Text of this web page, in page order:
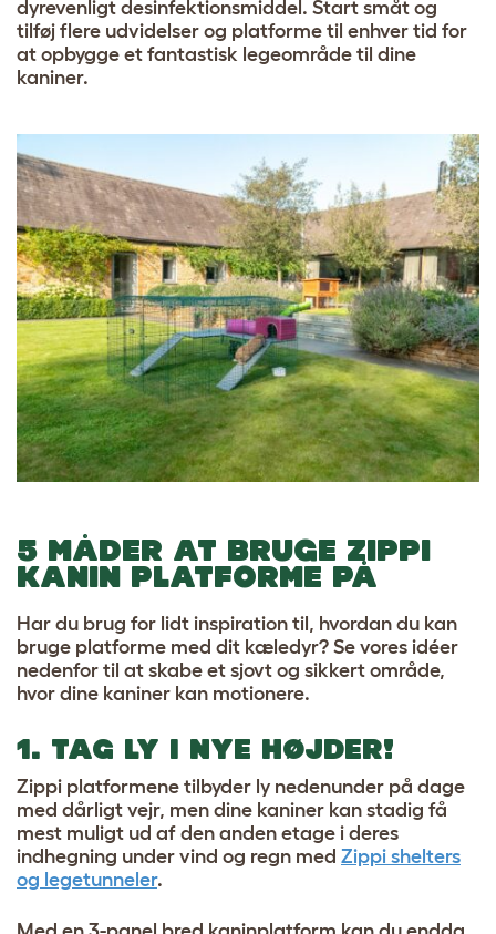
dyrevenligt desinfektionsmiddel. Start småt og
tilføj flere udvidelser og platforme til enhver tid for
at opbygge et fantastisk legeområde til dine
kaniner.
5 MÅDER AT BRUGE ZIPPI
KANIN PLATFORME PÅ
Har du brug for lidt inspiration til, hvordan du kan
bruge platforme med dit kæledyr? Se vores idéer
nedenfor til at skabe et sjovt og sikkert område,
hvor dine kaniner kan motionere.
1. TAG LY I NYE HØJDER!
Zippi platformene tilbyder ly nedenunder på dage
med dårligt vejr, men dine kaniner kan stadig få
mest muligt ud af den anden etage i deres
indhegning under vind og regn med Zippi shelters
og legetunneler.